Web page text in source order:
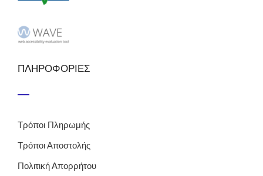
ΠΛΗΡΟΦΟΡΙΕΣ
Τρόποι Πληρωμής
Τρόποι Αποστολής
Πολιτική Απορρήτου